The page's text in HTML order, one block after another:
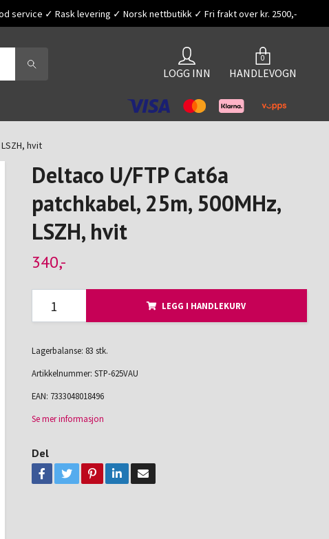
service ✓ Rask levering ✓ Norsk nettbutikk ✓ Fri frakt over kr. 2500,-
LOGG INN
0
HANDLEVOGN
hvit
Deltaco U/FTP Cat6a
patchkabel, 25m, 500MHz,
LSZH, hvit
340,-
LEGG I HANDLEKURV
Lagerbalanse: 83 stk.
Artikkelnummer: STP-625VAU
EAN: 7333048018496
Se mer informasjon
Del